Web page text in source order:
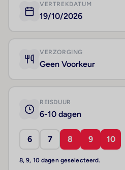
VERTREKDATUM
19/10/2026
VERZORGING
Geen Voorkeur
REISDUUR
6-10 dagen
6 7 8 9 10
8, 9, 10 dagen geselecteerd.